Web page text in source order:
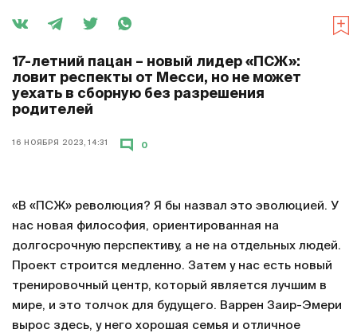
17-летний пацан – новый лидер «ПСЖ»:
ловит респекты от Месси, но не может
уехать в сборную без разрешения
родителей
16 НОЯБРЯ 2023, 14:31 0
«В «ПСЖ» революция? Я бы назвал это эволюцией. У
нас новая философия, ориентированная на
долгосрочную перспективу, а не на отдельных людей.
Проект строится медленно. Затем у нас есть новый
тренировочный центр, который является лучшим в
мире, и это толчок для будущего. Варрен Заир-Эмери
вырос здесь, у него хорошая семья и отличное